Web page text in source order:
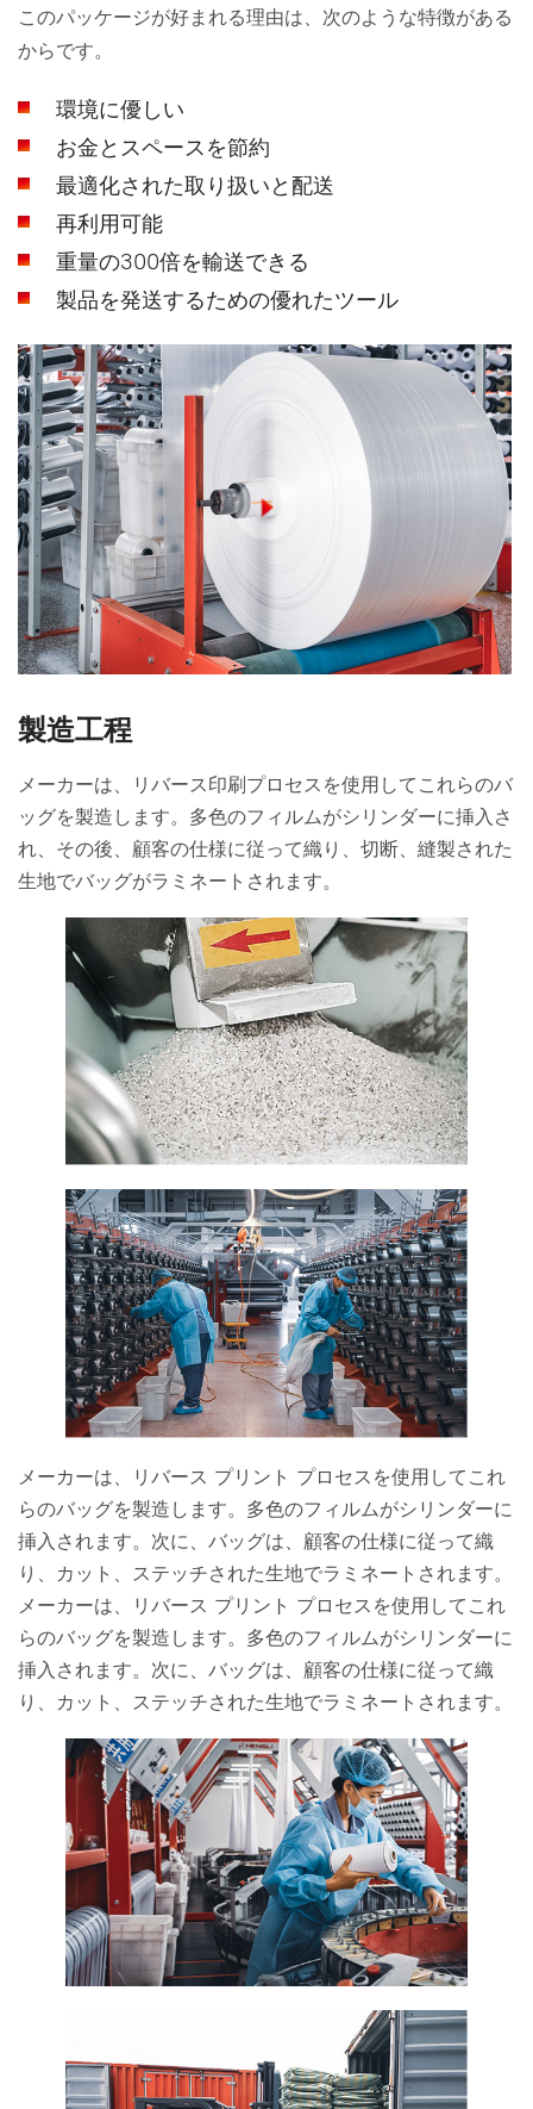
このパッケージが好まれる理由は、次のような特徴がある
からです。
環境に優しい
お金とスペースを節約
最適化された取り扱いと配送
再利用可能
重量の300倍を輸送できる
製品を発送するための優れたツール
製造工程
メーカーは、リバース印刷プロセスを使用してこれらのバ
ッグを製造します。多色のフィルムがシリンダーに挿入さ
れ、その後、顧客の仕様に従って織り、切断、縫製された
生地でバッグがラミネートされます。
メーカーは、リバース プリント プロセスを使用してこれ
らのバッグを製造します。多色のフィルムがシリンダーに
挿入されます。次に、バッグは、顧客の仕様に従って織
り、カット、ステッチされた生地でラミネートされます。
メーカーは、リバース プリント プロセスを使用してこれ
らのバッグを製造します。多色のフィルムがシリンダーに
挿入されます。次に、バッグは、顧客の仕様に従って織
り、カット、ステッチされた生地でラミネートされます。